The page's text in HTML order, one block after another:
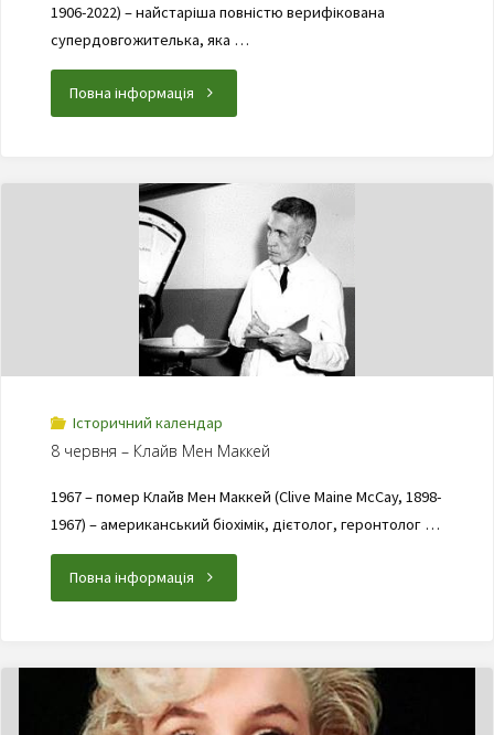
1906-2022) – найстаріша повністю верифікована
супердовгожителька, яка …
Повна інформація
Історичний календар
8 червня – Клайв Мен Маккей
1967 – помер Клайв Мен Маккей (Clive Maine McCay, 1898-
1967) – американський біохімік, дієтолог, геронтолог …
Повна інформація